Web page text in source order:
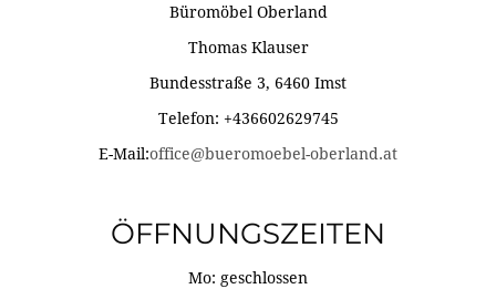
Büromöbel Oberland
Thomas Klauser
Bundesstraße 3, 6460 Imst
Telefon: +436602629745
E-Mail:office@bueromoebel-oberland.at
ÖFFNUNGSZEITEN
Mo: geschlossen